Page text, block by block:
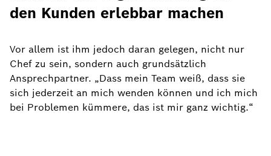
den Kunden erlebbar machen
Vor allem ist ihm jedoch daran gelegen, nicht nur
Chef zu sein, sondern auch grundsätzlich
Ansprechpartner. „Dass mein Team weiß, dass sie
sich jederzeit an mich wenden können und ich mich
bei Problemen kümmere, das ist mir ganz wichtig.“